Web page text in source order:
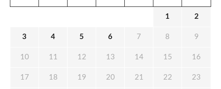
1 2
3 4 5 6 7 8 9
10 11 12 13 14 15 16
17 18 19 20 21 22 23